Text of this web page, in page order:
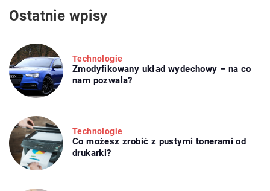
Ostatnie wpisy
Technologie
Zmodyfikowany układ wydechowy – na co
nam pozwala?
Technologie
Co możesz zrobić z pustymi tonerami od
drukarki?